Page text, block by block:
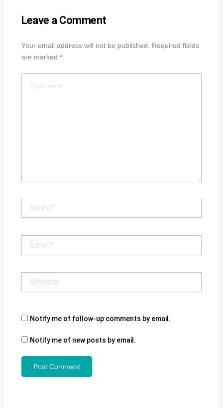
Leave a Comment
Your email address will not be published.
Required fields
are marked *
here..
Notify me of follow-up comments by email.
Notify me of new posts by email.